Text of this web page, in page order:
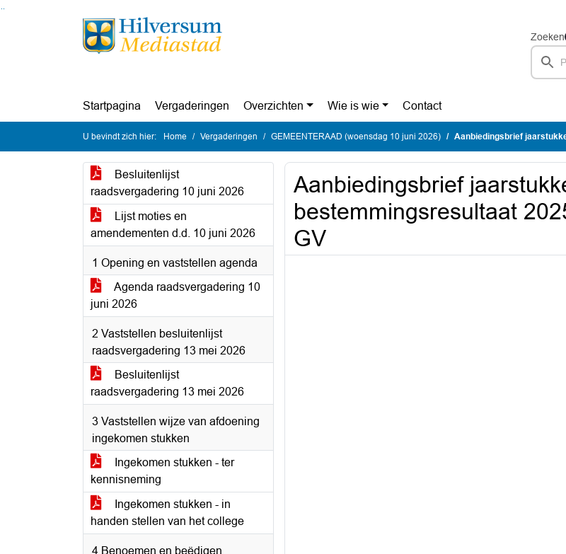
Ga naar de inhoud van deze pagina
Ga naar het zoeken
Ga naar het menu
Zoeken
Startpagina Vergaderingen Overzichten Wie is wie Contact
U bevindt zich hier: Home Vergaderingen GEMEENTERAAD (woensdag 10 juni 2026) Aanbiedingsbrief jaarstukken 2025
Besluitenlijst
raadsvergadering 10 juni 2026
Lijst moties en
amendementen d.d. 10 juni 2026
1 Opening en vaststellen agenda
Agenda raadsvergadering 10
juni 2026
2 Vaststellen besluitenlijst
raadsvergadering 13 mei 2026
Besluitenlijst
raadsvergadering 13 mei 2026
3 Vaststellen wijze van afdoening
ingekomen stukken
Ingekomen stukken - ter
kennisneming
Ingekomen stukken - in
handen stellen van het college
4 Benoemen en beëdigen
Aanbiedingsbrief
bestemmingsresultaat
GV